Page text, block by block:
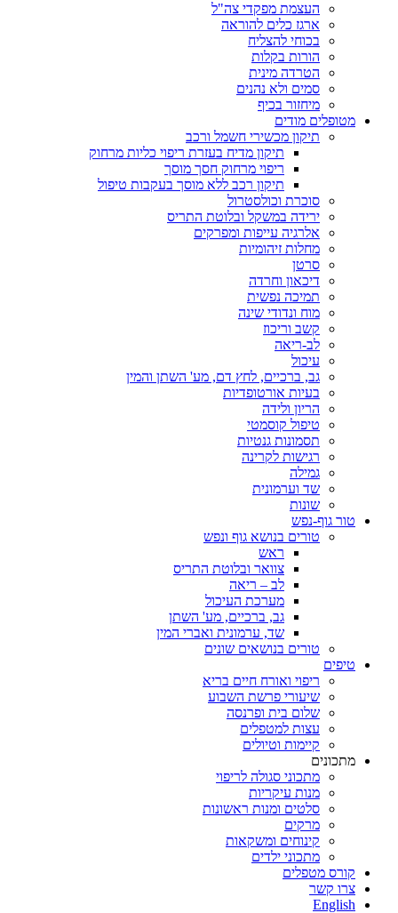
העצמת מפקדי צה"ל
ארגז כלים להוראה
בכוחי להצליח
הורות בקלות
הטרדה מינית
סמים ולא נהנים
מיחזור בכיף
מטופלים מודים
תיקון מכשירי חשמל ורכב
תיקון מדיח בעזרת ריפוי כליות מרחוק
ריפוי מרחוק חסך מוסך
תיקון רכב ללא מוסך בעקבות טיפול
סוכרת וכולסטרול
ירידה במשקל ובלוטת התריס
אלרגיה עייפות ומפרקים
מחלות זיהומיות
סרטן
דיכאון וחרדה
תמיכה נפשית
מוח ונדודי שינה
קשב וריכוז
לב-ריאה
עיכול
גב, ברכיים, לחץ דם, מע' השתן והמין
בעיות אורטופדיות
הריון ולידה
טיפול קוסמטי
תסמונות גנטיות
רגישות לקרינה
גמילה
שד וערמונית
שונות
טור גוף-נפש
טורים בנושא גוף ונפש
ראש
צוואר ובלוטת התריס
לב – ריאה
מערכת העיכול
גב, ברכיים, מע' השתן
שד, ערמונית ואברי המין
טורים בנושאים שונים
טיפים
ריפוי ואורח חיים בריא
שיעורי פרשת השבוע
שלום בית ופרנסה
עצות למטפלים
קיימות וטיולים
מתכונים
מתכוני סגולה לריפוי
מנות עיקריות
סלטים ומנות ראשונות
מרקים
קינוחים ומשקאות
מתכוני ילדים
קורס מטפלים
צרו קשר
English